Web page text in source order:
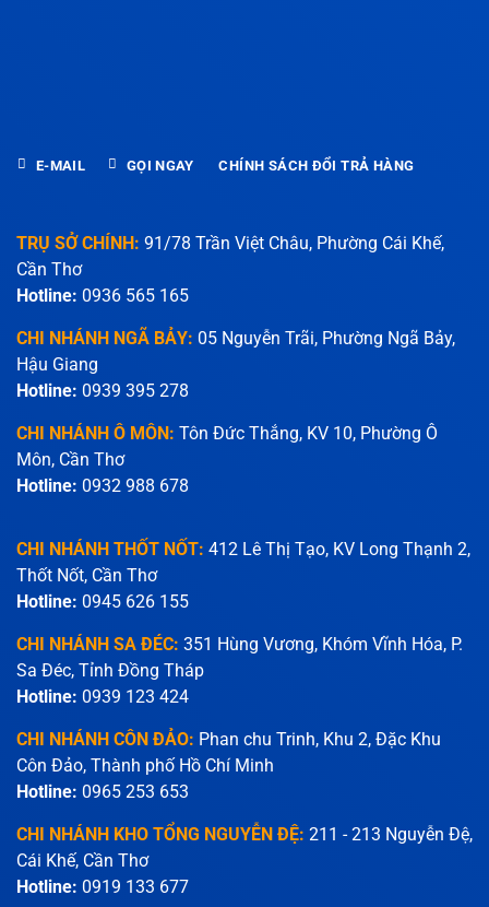
TRỤ SỞ CHÍNH: 91/78 Trần Việt Châu, Phường Cái Khế,
Cần Thơ
Hotline: 0936 565 165
CHI NHÁNH NGÃ BẢY: 05 Nguyễn Trãi, Phường Ngã Bảy,
Hậu Giang
Hotline: 0939 395 278
CHI NHÁNH Ô MÔN: Tôn Đức Thắng, KV 10, Phường Ô
Môn, Cần Thơ
Hotline: 0932 988 678
CHI NHÁNH THỐT NỐT: 412 Lê Thị Tạo, KV Long Thạnh 2,
Thốt Nốt, Cần Thơ
Hotline: 0945 626 155
CHI NHÁNH SA ĐÉC: 351 Hùng Vương, Khóm Vĩnh Hóa, P.
Sa Đéc, Tỉnh Đồng Tháp
Hotline: 0939 123 424
CHI NHÁNH CÔN ĐẢO: Phan chu Trinh, Khu 2, Đặc Khu
Côn Đảo, Thành phố Hồ Chí Minh
Hotline: 0965 253 653
CHI NHÁNH KHO TỔNG NGUYỄN ĐỆ: 211 - 213 Nguyễn Đệ,
Cái Khế, Cần Thơ
Hotline: 0919 133 677
E-MAIL GỌI NGAY CHÍNH SÁCH ĐỔI TRẢ HÀNG